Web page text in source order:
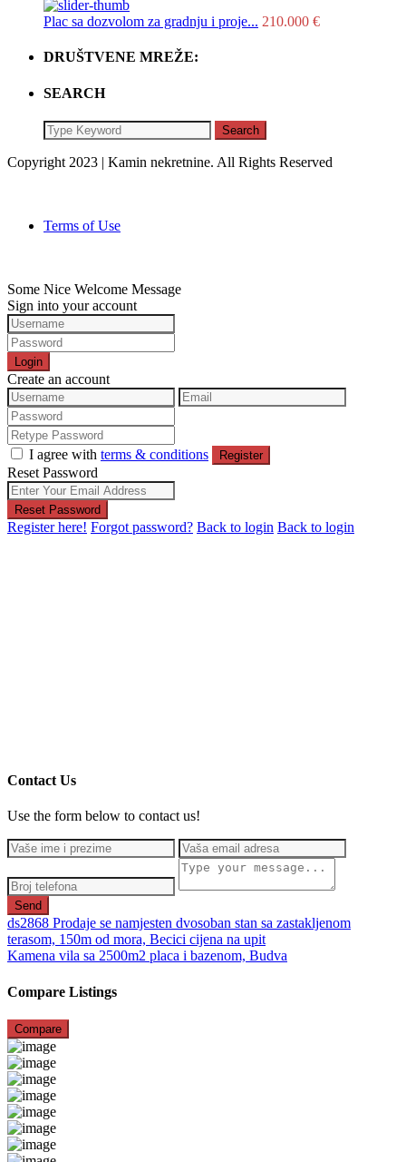
Plac sa dozvolom za gradnju i proje... 210.000 €
DRUŠTVENE MREŽE:
SEARCH
Search
Copyright 2023 | Kamin nekretnine. All Rights Reserved
Terms of Use
Some Nice Welcome Message
Sign into your account
Login
Create an account
I agree with terms & conditions Register
Reset Password
Reset Password
Register here! Forgot password? Back to login Back to login
Contact Us
Use the form below to contact us!
Send
ds2868 Prodaje se namjesten dvosoban stan sa zastakljenom
terasom, 150m od mora, Becici cijena na upit
Kamena vila sa 2500m2 placa i bazenom, Budva
Compare Listings
Compare